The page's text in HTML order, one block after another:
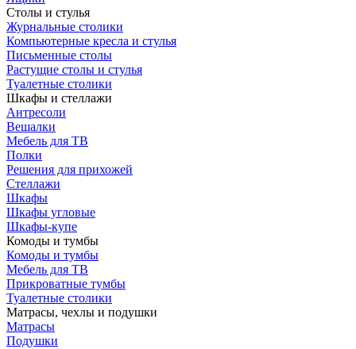
Столы и стулья
Журнальные столики
Компьютерные кресла и стулья
Письменные столы
Растущие столы и стулья
Туалетные столики
Шкафы и стеллажи
Антресоли
Вешалки
Мебель для ТВ
Полки
Решения для прихожей
Стеллажи
Шкафы
Шкафы угловые
Шкафы-купе
Комоды и тумбы
Комоды и тумбы
Мебель для ТВ
Прикроватные тумбы
Туалетные столики
Матрасы, чехлы и подушки
Матрасы
Подушки